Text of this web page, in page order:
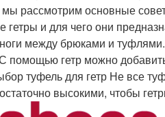
рассмотрим основные
гетры и для чего они
между брюками и
помощью гетр можно
туфель для гетр Не все
высокими, чтобы